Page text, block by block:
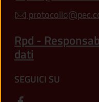
Rpd -
dati
SEGUICI SU